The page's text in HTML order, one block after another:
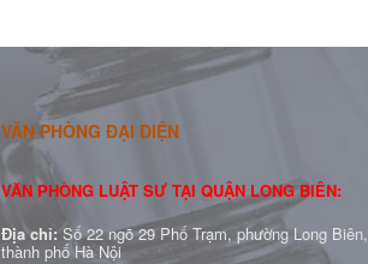
VĂN PHÒNG ĐẠI DIỆN
VĂN PHÒNG LUẬT SƯ TẠI QUẬN LONG BIÊN:
Địa chỉ: Số 22 ngõ 29 Phố Trạm, phường Long Biên,
thành phố Hà Nội